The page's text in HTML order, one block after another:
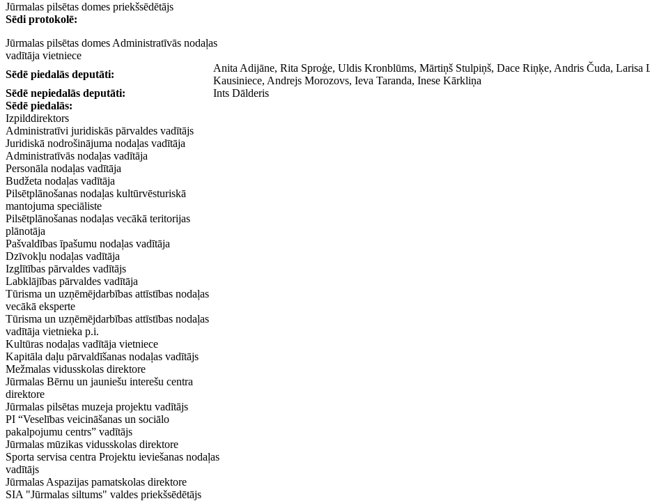
Jūrmalas pilsētas domes priekšsēdētājs
Sēdi protokolē:
Jūrmalas pilsētas domes Administratīvās nodaļas
vadītāja vietniece
Sēdē piedalās deputāti:
Anita Adijāne, Rita Sproģe, Uldis Kronblūms, Mārtiņš Stulpiņš, Dace Riņķe, Andris Čuda, Larisa
Kausiniece, Andrejs Morozovs, Ieva Taranda, Inese Kārkliņa
Sēdē nepiedalās deputāti:
Ints Dālderis
Sēdē piedalās:
Izpilddirektors
Administratīvi juridiskās pārvaldes vadītājs
Juridiskā nodrošinājuma nodaļas vadītāja
Administratīvās nodaļas vadītāja
Personāla nodaļas vadītāja
Budžeta nodaļas vadītāja
Pilsētplānošanas nodaļas kultūrvēsturiskā
mantojuma speciāliste
Pilsētplānošanas nodaļas vecākā teritorijas
plānotāja
Pašvaldības īpašumu nodaļas vadītāja
Dzīvokļu nodaļas vadītāja
Izglītības pārvaldes vadītājs
Labklājības pārvaldes vadītāja
Tūrisma un uzņēmējdarbības attīstības nodaļas
vecākā eksperte
Tūrisma un uzņēmējdarbības attīstības nodaļas
vadītāja vietnieka p.i.
Kultūras nodaļas vadītāja vietniece
Kapitāla daļu pārvaldīšanas nodaļas vadītājs
Mežmalas vidusskolas direktore
Jūrmalas Bērnu un jauniešu interešu centra
direktore
Jūrmalas pilsētas muzeja projektu vadītājs
PI “Veselības veicināšanas un sociālo
pakalpojumu centrs” vadītājs
Jūrmalas mūzikas vidusskolas direktore
Sporta servisa centra Projektu ieviešanas nodaļas
vadītājs
Jūrmalas Aspazijas pamatskolas direktore
SIA "Jūrmalas siltums" valdes priekšsēdētājs